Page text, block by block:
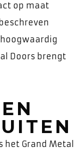
op maat
Doors brengt
het Grand Metal